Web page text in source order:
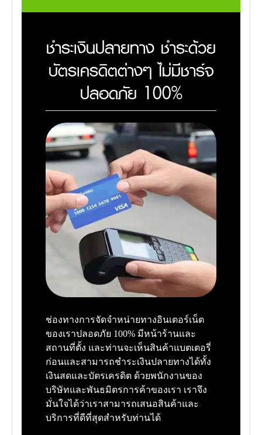
ชำระเงินปลายทาง ชำระด้วย
บัตรเครดิตต่างๆ ไม่มีชาร์จ
ปลอดภัย 100%
ช่องทางการจัดจำหน่ายทางอินเตอร์เน็ต
ของเราปลอดภัย 100% มีหน้าร้านและ
สถานที่ตั้ง และท่านจะเห็นสินค้าแบตเตอรี่
ก่อนและสามารถชำระเงินปลายทางได้ทั้ง
เงินสดและบัตรเครดิต ด้วยพนักงานของ
บริษัทและพันธมิตรการค้าของเรา เราจึง
มั่นใจได้ว่าเราสามารถเสนอสินค้าและ
บริการที่ดีที่สุดสำหรับท่านได้